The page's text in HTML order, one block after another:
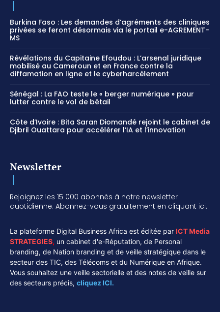
Burkina Faso : Les demandes d’agréments des cliniques
privées se feront désormais via le portail e-AGREMENT-
MS
Révélations du Capitaine Efoudou : L’arsenal juridique
mobilisé au Cameroun et en France contre la
diffamation en ligne et le cyberharcèlement
Sénégal : La FAO teste le « berger numérique » pour
lutter contre le vol de bétail
Côte d’Ivoire : Bita Saran Diomandé rejoint le cabinet de
Djibril Ouattara pour accélérer l’IA et l’innovation
Newsletter
Rejoignez les 15 000 abonnés à notre newsletter
quotidienne. Abonnez-vous gratuitement en cliquant ici.
La plateforme Digital Business Africa est éditée par ICT Media
STRATEGIES, un cabinet d'e-Réputation, de Personal
branding, de Nation branding et de veille stratégique dans le
secteur des TIC, des Télécoms et du Numérique en Afrique.
Vous souhaitez une veille sectorielle et des notes de veille sur
des secteurs précis, cliquez ICI.